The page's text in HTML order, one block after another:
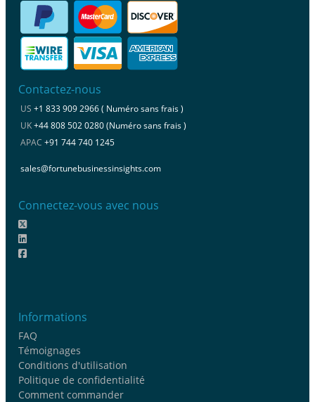
Contactez-nous
US +1 833 909 2966 ( Numéro sans frais )
UK+44 808 502 0280 (Numéro sans frais )
APAC +91 744 740 1245
sales@fortunebusinessinsights.com
Connectez-vous avec nous
Informations
FAQ
Témoignages
Conditions d'utilisation
Politique de confidentialité
Comment commander